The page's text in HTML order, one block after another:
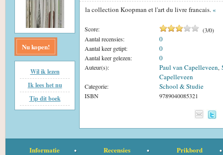
Nu kopen!
Wil ik lezen
Ik lees het nu
Tip dit boek
la collection Koopman et l'art du livre francais. «
Score: (3/0)
Aantal recensies:
0
Aantal keer getipt: 0
Aantal keer gelezen: 0
Auteur(s): Paul van Capelleveen,
Capelleveen
Categorie: School & Studie
ISBN 9789040085321
Informatie Recensies Prikbord